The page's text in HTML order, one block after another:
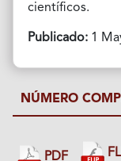
científicos.
Publicado:1
NÚMERO
PDF